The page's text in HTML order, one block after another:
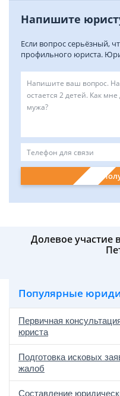
Напишите
Если вопрос серьёзный,
профильного юриста.
Долевое участие
Популярные
Первичная
юриста
Подготовка исковых
жалоб
Составление